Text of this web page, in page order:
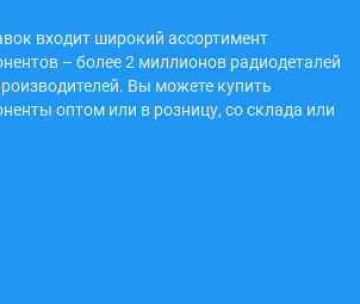
входит широкий ассортимент
– более 2 миллионов радиодеталей
Вы можете купить
оптом или в розницу, со склада или